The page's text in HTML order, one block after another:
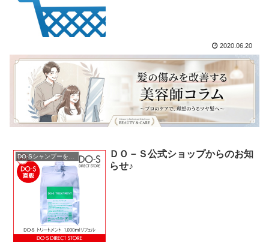
2020.06.20
DO-Sシャンプーを購入
ＤＯ－Ｓ公式ショップからのお知
らせ♪